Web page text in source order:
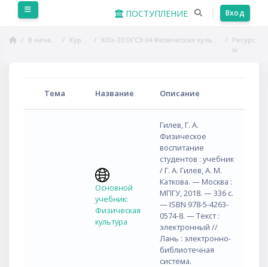
Перейти к основному содержанию
ПОСТУПЛЕНИЕ Вход
В начало Курсы КОз-23 ОГСЭ.04 Физическая культура
Ресурс
ы
Тема Название Описание
Основной
учебник:
Физическая
культура
Гилев, Г. А.
Физическое
воспитание
студентов : учебник
/ Г. А. Гилев, А. М.
Каткова. — Москва :
МПГУ, 2018. — 336 с.
— ISBN 978-5-4263-
0574-8. — Текст :
электронный //
Лань : электронно-
библиотечная
система.